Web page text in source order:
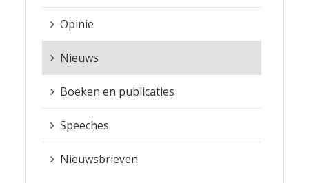
Opinie
Nieuws
Boeken en publicaties
Speeches
Nieuwsbrieven